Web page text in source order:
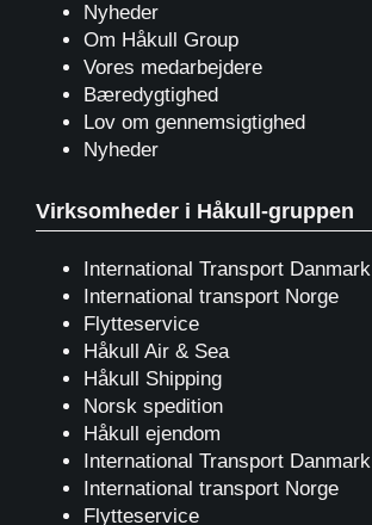
Nyheder
Om Håkull Group
Vores medarbejdere
Bæredygtighed
Lov om gennemsigtighed
Nyheder
Virksomheder i Håkull-gruppen
International Transport Danmark
International transport Norge
Flytteservice
Håkull Air & Sea
Håkull Shipping
Norsk spedition
Håkull ejendom
International Transport Danmark
International transport Norge
Flytteservice